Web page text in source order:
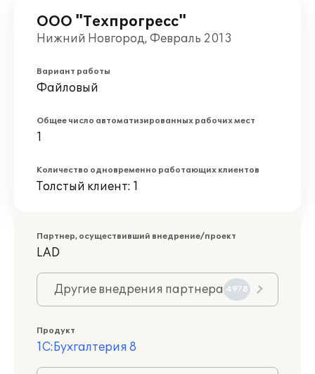
ООО "Техпрогресс"
Нижний Новгород, Февраль 2013
Вариант работы
Файловый
Общее число автоматизированных рабочих мест
1
Количество одновременно работающих клиентов
Толстый клиент: 1
Партнер, осуществивший внедрение/проект
LAD
Другие внедрения партнера 4978
Продукт
1С:Бухгалтерия 8